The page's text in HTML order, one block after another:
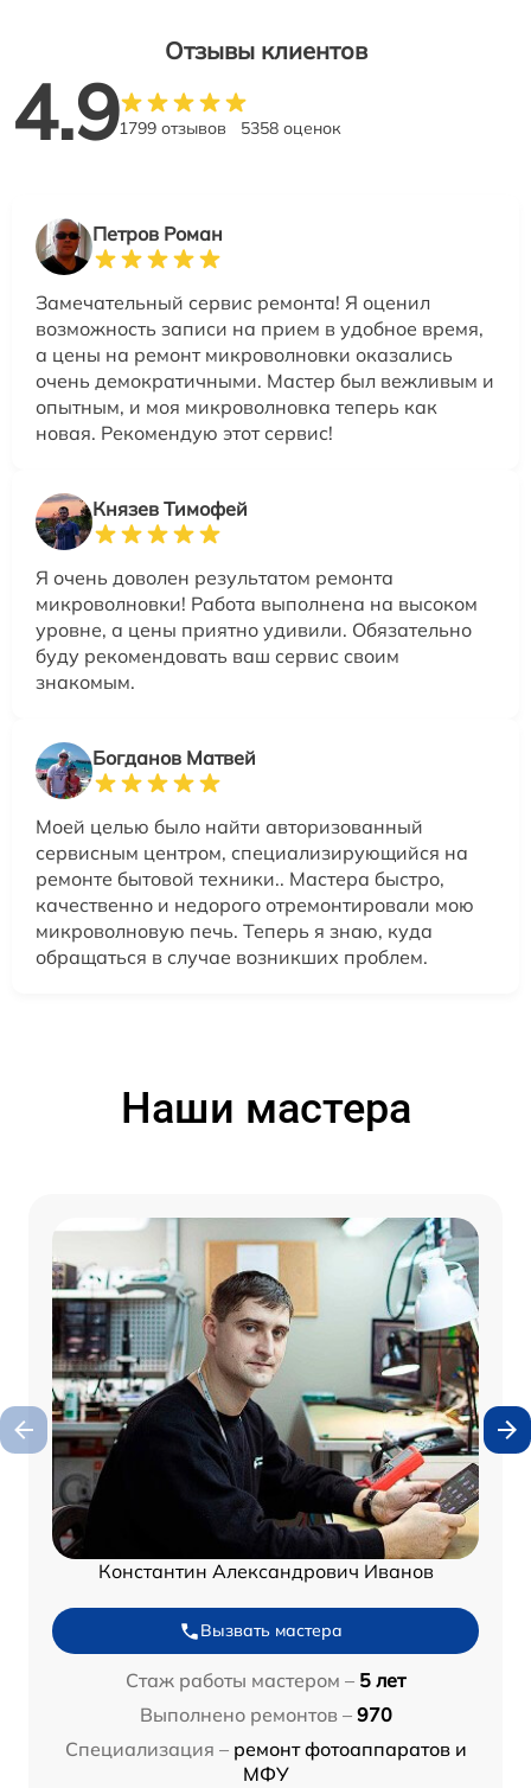
Отзывы клиентов
4.91799 отзывов 5358 оценок
Петров Роман
Замечательный сервис ремонта! Я оценил
возможность записи на прием в удобное время,
а цены на ремонт микроволновки оказались
очень демократичными. Мастер был вежливым и
опытным, и моя микроволновка теперь как
новая. Рекомендую этот сервис!
Князев Тимофей
Я очень доволен результатом ремонта
микроволновки! Работа выполнена на высоком
уровне, а цены приятно удивили. Обязательно
буду рекомендовать ваш сервис своим
знакомым.
Богданов Матвей
Моей целью было найти авторизованный
сервисным центром, специализирующийся на
ремонте бытовой техники.. Мастера быстро,
качественно и недорого отремонтировали мою
микроволновую печь. Теперь я знаю, куда
обращаться в случае возникших проблем.
Наши мастера
Константин Александрович Иванов
Вызвать мастера
Стаж работы мастером – 5 лет
Выполнено ремонтов – 970
Специализация – ремонт фотоаппаратов и
МФУ